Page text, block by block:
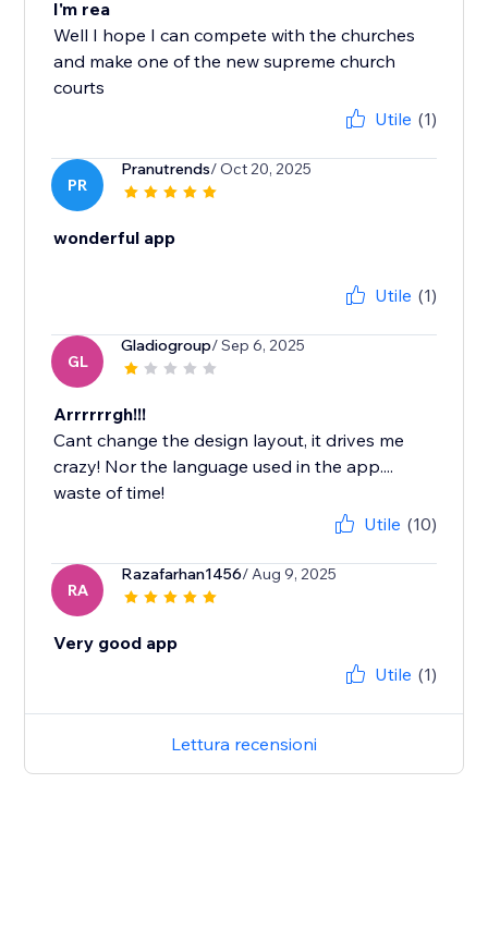
I'm rea
Well I hope I can compete with the churches
and make one of the new supreme church
courts
Utile (1)
PR
Pranutrends/ Oct 20, 2025
wonderful app
Utile (1)
GL
Gladiogroup/ Sep 6, 2025
Arrrrrrgh!!!
Cant change the design layout, it drives me
crazy! Nor the language used in the app....
waste of time!
Utile (10)
RA
Razafarhan1456/ Aug 9, 2025
Very good app
Utile (1)
Lettura recensioni